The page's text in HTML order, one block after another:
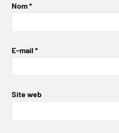
Nom*
E-mail *
Site web